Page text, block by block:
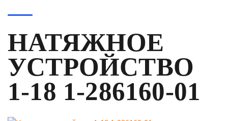
НАТЯЖНОЕ
УСТРОЙСТВО
1-18 1-286160-01